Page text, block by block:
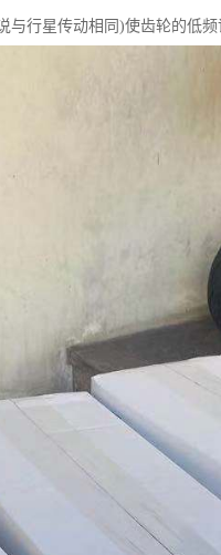
行星传动相同)使齿轮的低频